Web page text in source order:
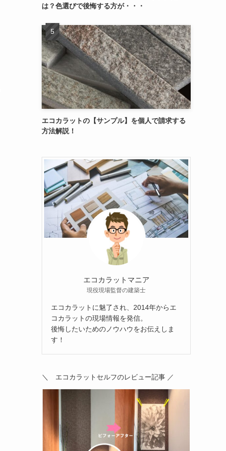
は？色選びで後悔する方が・・・
エコカラットの【サンプル】を個人で請求する
方法解説！
エコカラットマニア
現役現場監督の建築士
エコカラットに魅了され、2014年からエ
コカラットの現場情報を発信。
後悔したいためのノウハウをお伝えしま
す！
＼ エコカラットセルフのレビュー記事 ／